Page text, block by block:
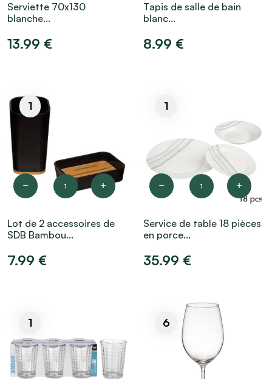
Serviette 70x130
blanche...
13.99 €
Tapis de salle de bain
blanc...
8.99 €
1
1
Lot de 2 accessoires de
SDB Bambou...
7.99 €
1
1
Service de table 18 pièces
en porce...
35.99 €
1 6